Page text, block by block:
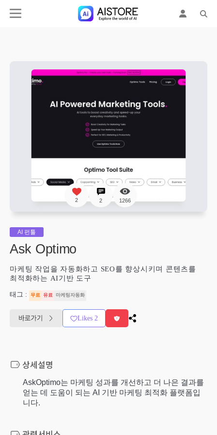
2 2 1266
AI 펀툴
Ask Optimo
마케팅 작업을 자동화하고 SEO를 향상시키며 콘텐츠를
최적화하는 AI기반 도구
태그 : 무료 유료 마케팅자동화
Likes 2
AskOptimo는 마케팅 성과를 개선하고 더 나은 결과를
얻는 데 도움이 되는 AI 기반 마케팅 최적화 플랫폼입
니다.